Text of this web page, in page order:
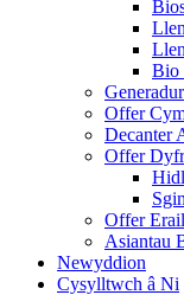
Bio
Offer
Decanter
Offer
Offer
Asiantau
Newyddion
Cysylltwch â Ni